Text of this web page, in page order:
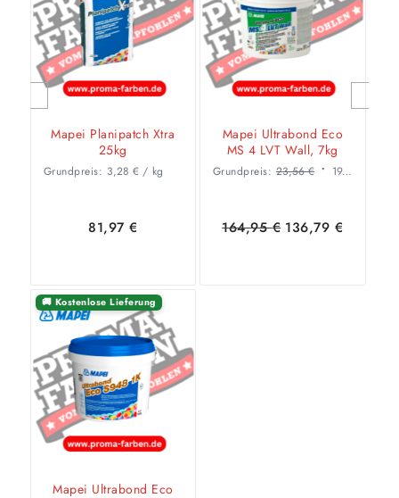
Mapei Planipatch Xtra
25kg
Grundpreis: 3,28 €/ kg
81,97€
Mapei Ultrabond Eco
MS 4 LVT Wall, 7kg
Grundpreis: 23,56€ 19,54
164,95€ Preis
136,79 €
🚚 Kostenlose Lieferung
Mapei Ultrabond Eco
Weiter